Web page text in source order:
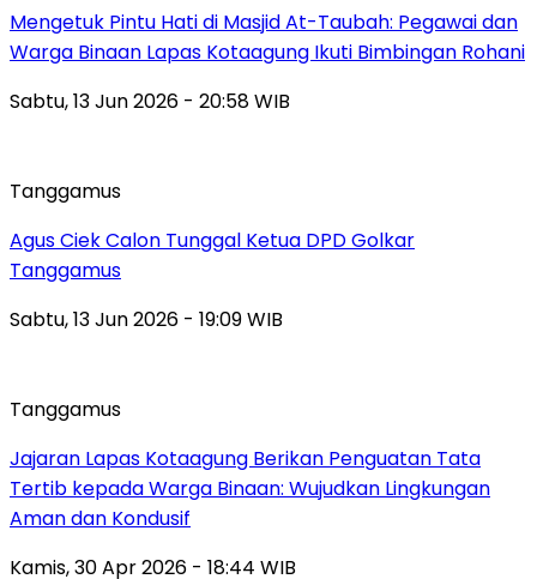
Mengetuk Pintu Hati di Masjid At-Taubah: Pegawai dan
Warga Binaan Lapas Kotaagung Ikuti Bimbingan Rohani
Sabtu, 13 Jun 2026 - 20:58 WIB
Tanggamus
Agus Ciek Calon Tunggal Ketua DPD Golkar
Tanggamus
Sabtu, 13 Jun 2026 - 19:09 WIB
Tanggamus
Jajaran Lapas Kotaagung Berikan Penguatan Tata
Tertib kepada Warga Binaan: Wujudkan Lingkungan
Aman dan Kondusif
Kamis, 30 Apr 2026 - 18:44 WIB